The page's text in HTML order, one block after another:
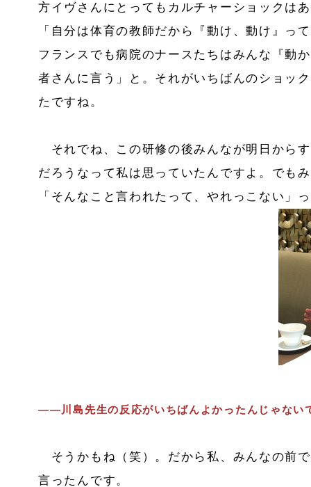
方イヴさんにとってもカルチャーショックは
「自分は体育の教師だから『動け、動け』っ
フランスでも病院のナースたちはみんな『動
者さんに言う」と。それがいちばんのショッ
たですね。
それでね、この研修の後みんなが明日から
だろうなって私は思っていたんですよ。でも
「そんなこと言われたって、やれっこない」
――川島先生の反応がいちばんよかったんじゃない
そうかもね（笑）。だから私、みんなの前
言ったんです。